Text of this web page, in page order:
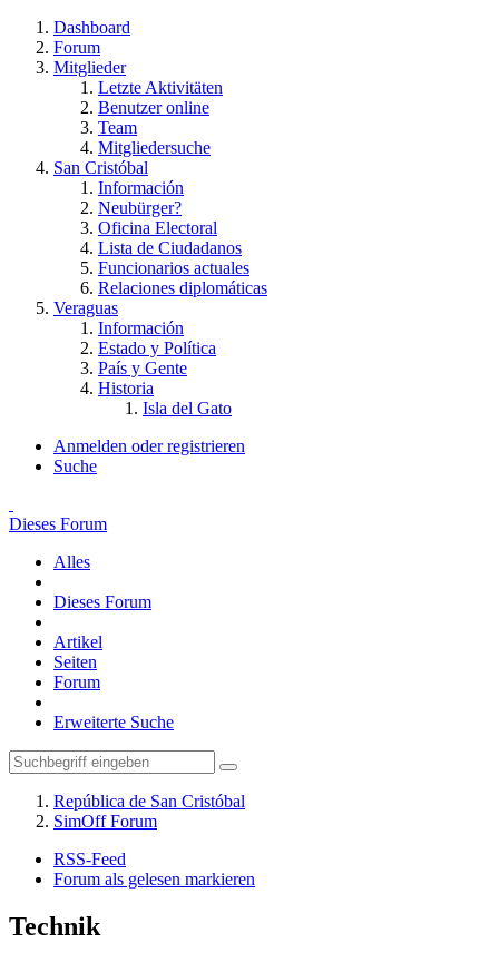
Dashboard
Forum
Mitglieder
Letzte Aktivitäten
Benutzer online
Team
Mitgliedersuche
San Cristóbal
Información
Neubürger?
Oficina Electoral
Lista de Ciudadanos
Funcionarios actuales
Relaciones diplomáticas
Veraguas
Información
Estado y Política
País y Gente
Historia
Isla del Gato
Anmelden oder registrieren
Suche
Dieses Forum
Alles
Dieses Forum
Artikel
Seiten
Forum
Erweiterte Suche
República de San Cristóbal
SimOff Forum
RSS-Feed
Forum als gelesen markieren
Technik